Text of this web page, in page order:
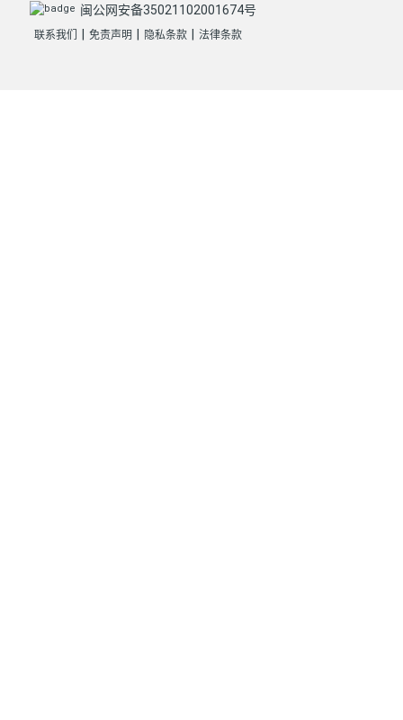
闽公网安备35021102001674号
联系我们 | 免责声明 | 隐私条款 | 法律条款